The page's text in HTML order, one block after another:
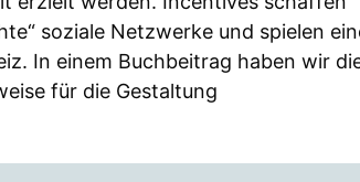
soziale Netzwerke und spielen
In einem Buchbeitrag haben wir
für die Gestaltung